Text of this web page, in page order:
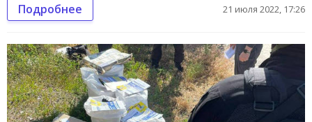
Подробнее 21 июля 2022, 17:26